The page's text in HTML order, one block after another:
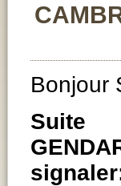
Bonjour
Suite